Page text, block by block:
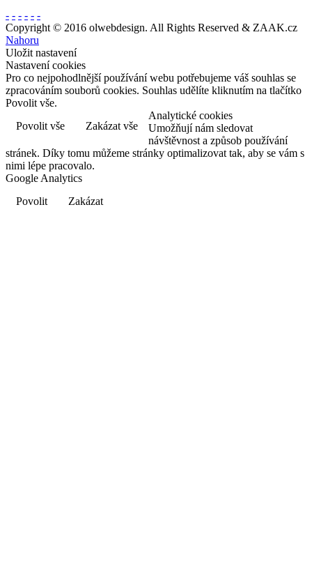
- - - - - -
Copyright © 2016 olwebdesign. All Rights Reserved & ZAAK.cz
Nahoru
Uložit nastavení
Nastavení cookies
Pro co nejpohodlnější používání webu potřebujeme váš souhlas se
zpracováním souborů cookies. Souhlas udělíte kliknutím na tlačítko
Povolit vše.
Povolit vše
Zakázat vše
Analytické cookies
Umožňují nám sledovat
návštěvnost a způsob používání
stránek. Díky tomu můžeme stránky optimalizovat tak, aby se vám s
nimi lépe pracovalo.
Google Analytics
Povolit
Zakázat